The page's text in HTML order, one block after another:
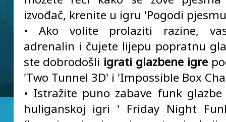
izvođač, krenite u igru 'Pogodi
• Ako volite prolaziti razine,
adrenalin i čujete lijepu popratnu
ste dobrodošli igrati glazbene igre
'Two Tunnel 3D' i 'Impossible Box
• Istražite puno zabave funk
huliganskoj igri ' Friday Night